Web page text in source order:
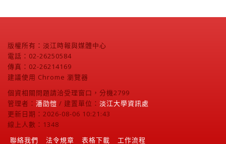
版權所有：淡江時報與媒體中心
電話：02-26250584
傳真：02-26214169
建議使用 Chrome 瀏覽器
個資相關問題請洽受理窗口，分機2799
管理者： 潘劭愷 / 建置單位： 淡江大學資訊處
更新日期：2026-08-06 10:21:43
線上人數：1348
聯絡我們
法令規章 表格下載 工作流程